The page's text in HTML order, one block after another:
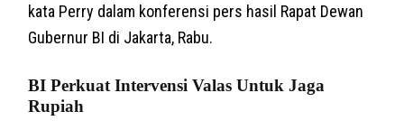
kata Perry dalam konferensi pers hasil Rapat Dewan
Gubernur BI di Jakarta, Rabu.
BI Perkuat Intervensi Valas Untuk Jaga
Rupiah